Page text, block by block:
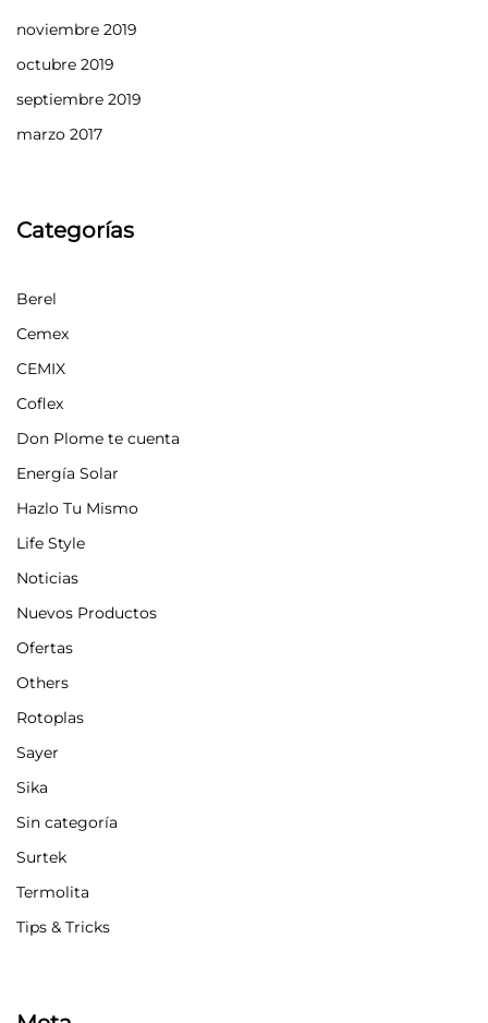
noviembre 2019
octubre 2019
septiembre 2019
marzo 2017
Categorías
Berel
Cemex
CEMIX
Coflex
Don Plome te cuenta
Energía Solar
Hazlo Tu Mismo
Life Style
Noticias
Nuevos Productos
Ofertas
Others
Rotoplas
Sayer
Sika
Sin categoría
Surtek
Termolita
Tips & Tricks